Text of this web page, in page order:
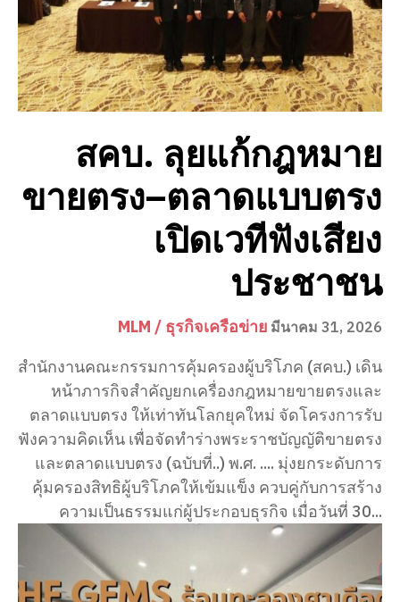
สคบ. ลุยแก้กฎหมาย
ขายตรง–ตลาดแบบตรง
เปิดเวทีฟังเสียง
ประชาชน
MLM / ธุรกิจเครือข่าย มีนาคม 31, 2026
สำนักงานคณะกรรมการคุ้มครองผู้บริโภค (สคบ.) เดิน
หน้าภารกิจสำคัญยกเครื่องกฎหมายขายตรงและ
ตลาดแบบตรง ให้เท่าทันโลกยุคใหม่ จัดโครงการรับ
ฟังความคิดเห็น เพื่อจัดทำร่างพระราชบัญญัติขายตรง
และตลาดแบบตรง (ฉบับที่..) พ.ศ. .... มุ่งยกระดับการ
คุ้มครองสิทธิผู้บริโภคให้เข้มแข็ง ควบคู่กับการสร้าง
ความเป็นธรรมแก่ผู้ประกอบธุรกิจ เมื่อวันที่ 30...